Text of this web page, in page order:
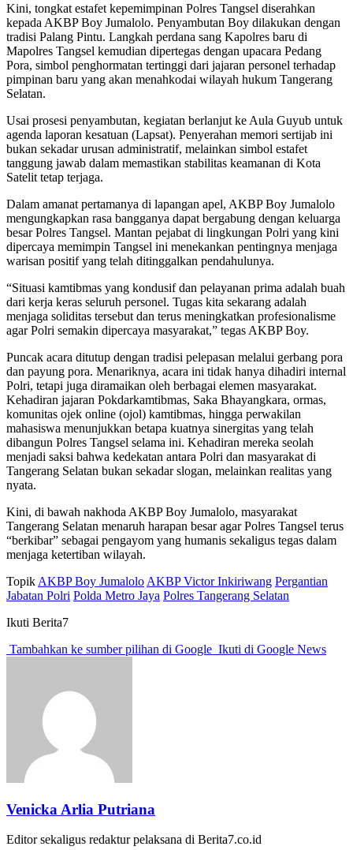
Kini, tongkat estafet kepemimpinan Polres Tangsel diserahkan
kepada AKBP Boy Jumalolo. Penyambutan Boy dilakukan dengan
tradisi Palang Pintu. Langkah perdana sang Kapolres baru di
Mapolres Tangsel kemudian dipertegas dengan upacara Pedang
Pora, simbol penghormatan tertinggi dari jajaran personel terhadap
pimpinan baru yang akan menahkodai wilayah hukum Tangerang
Selatan.
Usai prosesi penyambutan, kegiatan berlanjut ke Aula Guyub untuk
agenda laporan kesatuan (Lapsat). Penyerahan memori sertijab ini
bukan sekadar urusan administratif, melainkan simbol estafet
tanggung jawab dalam memastikan stabilitas keamanan di Kota
Satelit tetap terjaga.
Dalam amanat pertamanya di lapangan apel, AKBP Boy Jumalolo
mengungkapkan rasa bangganya dapat bergabung dengan keluarga
besar Polres Tangsel. Mantan pejabat di lingkungan Polri yang kini
dipercaya memimpin Tangsel ini menekankan pentingnya menjaga
warisan positif yang telah ditinggalkan pendahulunya.
“Situasi kamtibmas yang kondusif dan pelayanan prima adalah buah
dari kerja keras seluruh personel. Tugas kita sekarang adalah
menjaga soliditas tersebut dan terus meningkatkan profesionalisme
agar Polri semakin dipercaya masyarakat,” tegas AKBP Boy.
Puncak acara ditutup dengan tradisi pelepasan melalui gerbang pora
dan payung pora. Menariknya, acara ini tidak hanya dihadiri internal
Polri, tetapi juga diramaikan oleh berbagai elemen masyarakat.
Kehadiran jajaran Pokdarkamtibmas, Saka Bhayangkara, ormas,
komunitas ojek online (ojol) kamtibmas, hingga perwakilan
mahasiswa menunjukkan betapa kuatnya sinergitas yang telah
dibangun Polres Tangsel selama ini. Kehadiran mereka seolah
menjadi saksi bahwa kedekatan antara Polri dan masyarakat di
Tangerang Selatan bukan sekadar slogan, melainkan realitas yang
nyata.
Kini, di bawah nakhoda AKBP Boy Jumalolo, masyarakat
Tangerang Selatan menaruh harapan besar agar Polres Tangsel terus
“berkibar” sebagai pengayom yang humanis sekaligus tegas dalam
menjaga ketertiban wilayah.
Topik AKBP Boy Jumalolo AKBP Victor Inkiriwang Pergantian
Jabatan Polri Polda Metro Jaya Polres Tangerang Selatan
Ikuti Berita7
Tambahkan ke sumber pilihan di Google Ikuti di Google News
Venicka Arlia Putriana
Editor sekaligus redaktur pelaksana di Berita7.co.id